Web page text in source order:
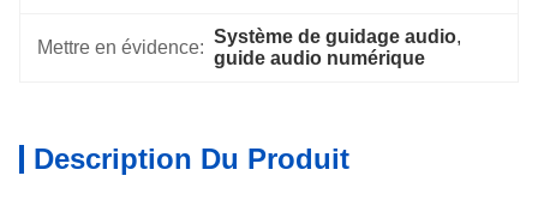
Mettre en évidence:
Système de guidage audio,
guide audio numérique
Description Du Produit